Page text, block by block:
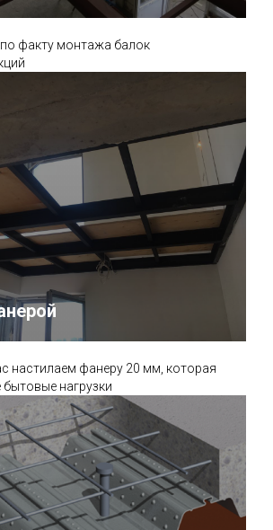
факту монтажа балок
настилаем фанеру 20 мм, которая
нагрузки